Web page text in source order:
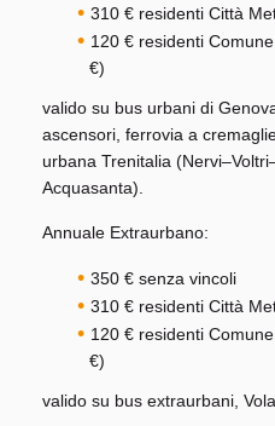
310 € residenti Città
120 € residenti
€)
valido su bus urbani di
ascensori, ferrovia a
urbana Trenitalia
Acquasanta).
Annuale Extraurbano:
350 € senza vincoli
310 € residenti Città
120 € residenti
€)
valido su bus extraurbani,